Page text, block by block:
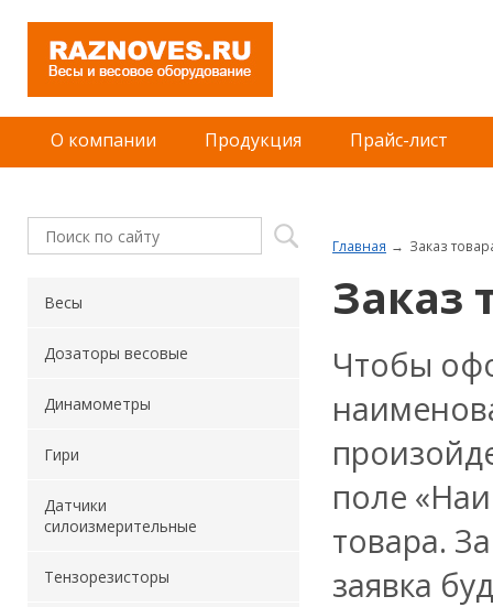
О компании Продукция Прайс-лист
Главная Заказ
Заказ
Чтобы
поле
товара.
заявка
Весы
Дозаторы весовые
Динамометры
Гири
Датчики
силоизмерительные
Тензорезисторы